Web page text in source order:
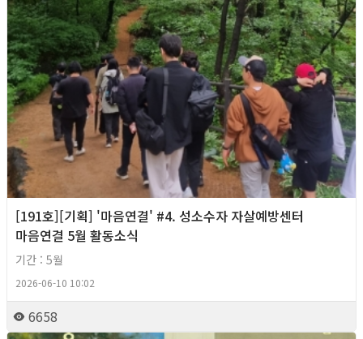
[191호][기획] '마음연결' #4. 성소수자 자살예방센터
마음연결 5월 활동소식
기간 : 5월
2026-06-10 10:02
6658